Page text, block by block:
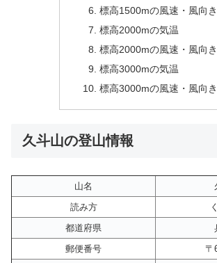
標高1500mの風速・風向き
標高2000mの気温
標高2000mの風速・風向き
標高3000mの気温
標高3000mの風速・風向き
久斗山の登山情報
山名
読み方
都道府県
郵便番号
〒